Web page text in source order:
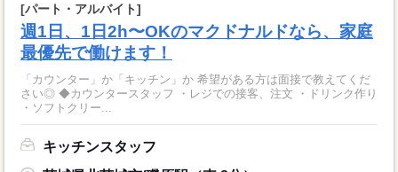
[パート・アルバイト]
週1日、1日2h〜OKのマクドナルドなら、家庭
最優先で働けます！
「カウンター」か「キッチン」か 希望がある方は面接で教えてくだ
さい◎ ◆カウンタースタッフ ・レジでの接客、注文 ・ドリンク作り
・ソフトクリー...
キッチンスタッフ